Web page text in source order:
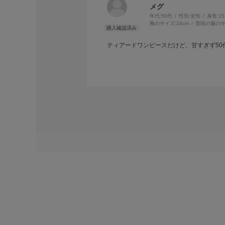
メグ
年代:50代 性別:女性 身長:
靴のサイズ:24cm 普段の服の
ティアードワンピースだけど、甘すぎず